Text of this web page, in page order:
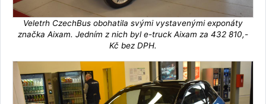
Veletrh CzechBus obohatila svými vystavenými exponáty
značka Aixam. Jedním z nich byl e-truck Aixam za 432 810,-
Kč bez DPH.